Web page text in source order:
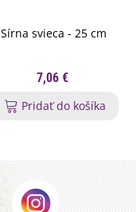
Sírna svieca - 25 cm
7,06 €
Pridať do košíka